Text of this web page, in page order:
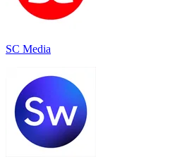
SC Media